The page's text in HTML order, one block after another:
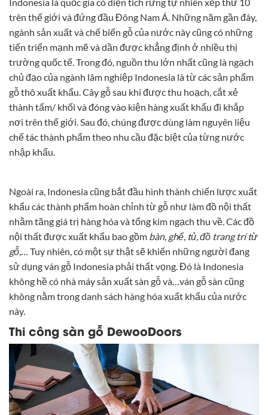
trên thế giới và đứng đầu Đông Nam Á. Những năm gần đây,
ngành sản xuất và chế biến gỗ của nước này cũng có những
tiến triển mạnh mẽ và dần được khẳng định ở nhiều thị
trường quốc tế. Trong đó, nguồn thu lớn nhất cũng là ngạch
chủ đạo của ngành lâm nghiệp Indonesia là từ các sản phẩm
gỗ thô xuất khẩu. Cây gỗ sau khi được thu hoạch, cắt xẻ
thành tấm/ khối và đóng vào kiện hàng xuất khẩu đi khắp
nơi trên thế giới. Sau đó, chúng được dùng làm nguyên liệu
chế tác thành phẩm theo nhu cầu đặc biệt của từng nước
nhập khẩu.
Ngoài ra, Indonesia cũng bắt đầu hình thành chiến lược xuất
khẩu các thành phẩm hoàn chỉnh từ gỗ như làm đồ nội thất
nhằm tăng giá trị hàng hóa và tổng kim ngạch thu về. Các đồ
nội thất được xuất khẩu bao gồm bàn, ghế, tủ, đồ trang trí từ
gỗ,… Tuy nhiên, có một sự thật sẽ khiến những người đang
sử dụng ván gỗ Indonesia phải thất vọng. Đó là Indonesia
không hề có nhà máy sản xuất sàn gỗ và…ván gỗ sàn cũng
không nằm trong danh sách hàng hóa xuất khẩu của nước
này.
Thi công sàn gỗ DewooDoors